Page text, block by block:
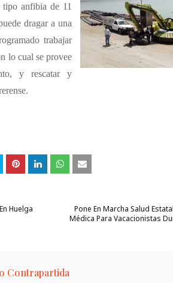
anfibia de 11
dragar a una
trabajar
lo cual se provee
y rescatar y
Pone En Marcha Salud
Médica Para Vacacionistas
Huelga
Contrapartida